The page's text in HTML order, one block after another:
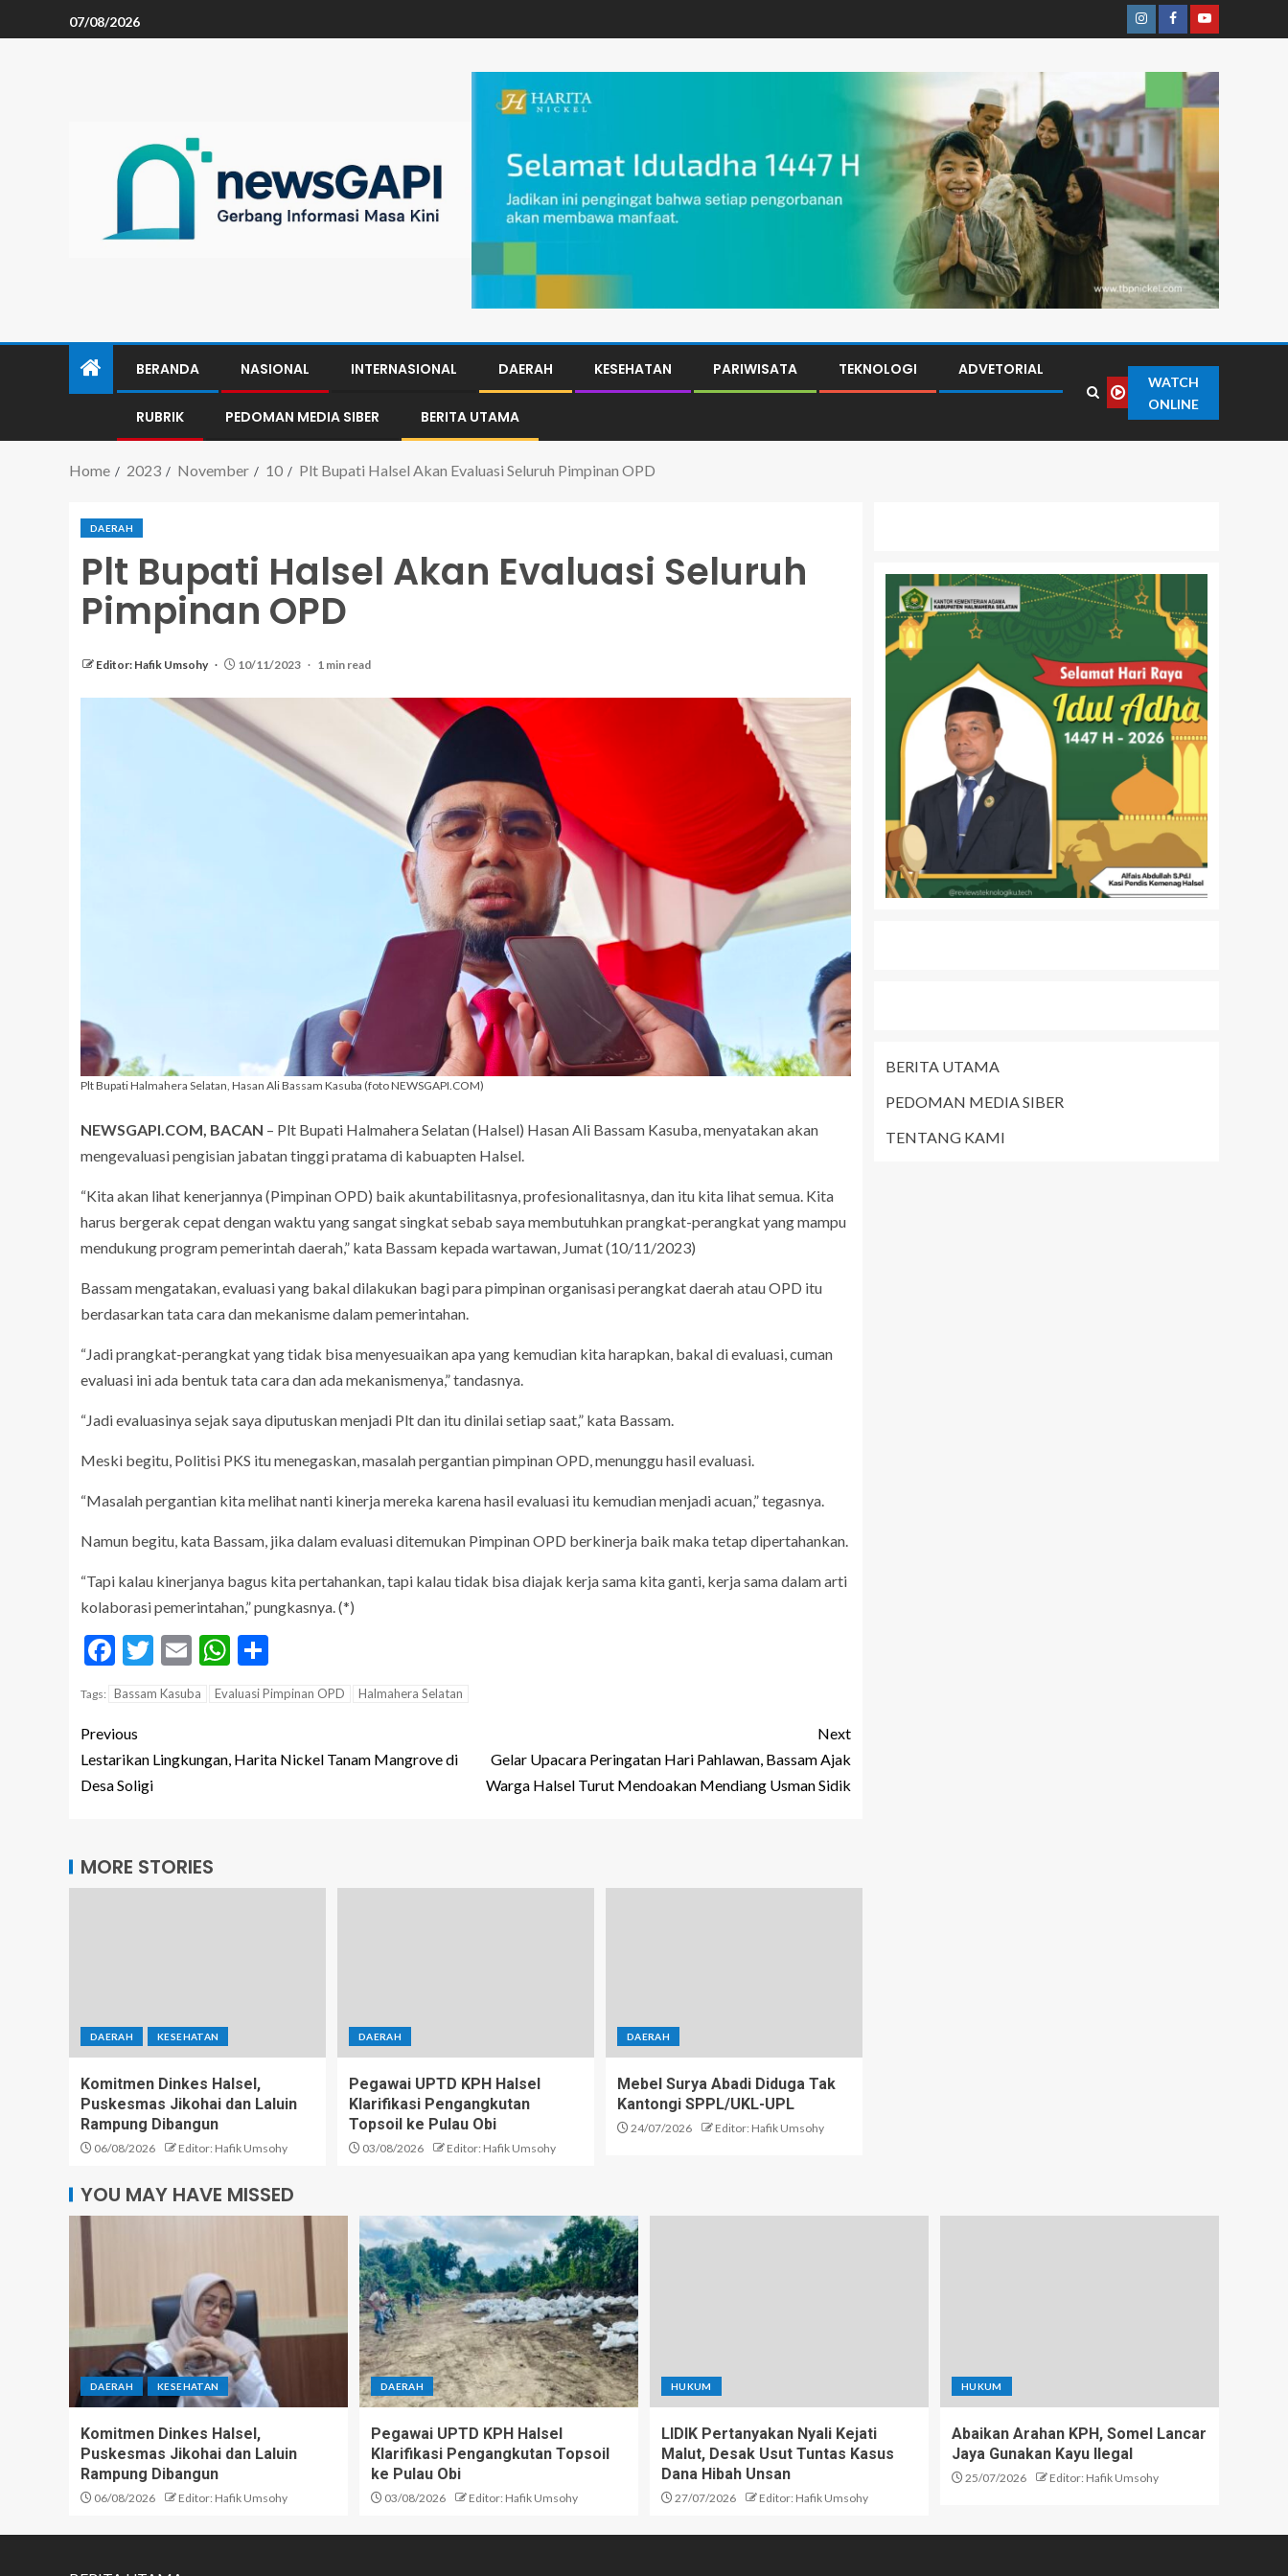
07/08/2026
BERANDA NASIONAL INTERNASIONAL DAERAH KESEHATAN PARIWISATA TEKNOLOGI ADVETORIAL
RUBRIK PEDOMAN MEDIA SIBER BERITA UTAMA
WATCH
ONLINE
Home 2023 November 10 Plt Bupati Halsel Akan Evaluasi Seluruh Pimpinan OPD
DAERAH
Plt Bupati Halsel Akan Evaluasi Seluruh
Pimpinan OPD
Editor: Hafik Umsohy 10/11/2023 1 min read
Plt Bupati Halmahera Selatan, Hasan Ali Bassam Kasuba (foto NEWSGAPI.COM)
NEWSGAPI.COM, BACAN – Plt Bupati Halmahera Selatan (Halsel) Hasan Ali Bassam Kasuba, menyatakan akan
mengevaluasi pengisian jabatan tinggi pratama di kabuapten Halsel.
“Kita akan lihat kenerjannya (Pimpinan OPD) baik akuntabilitasnya, profesionalitasnya, dan itu kita lihat semua. Kita
harus bergerak cepat dengan waktu yang sangat singkat sebab saya membutuhkan prangkat-perangkat yang mampu
mendukung program pemerintah daerah,” kata Bassam kepada wartawan, Jumat (10/11/2023)
Bassam mengatakan, evaluasi yang bakal dilakukan bagi para pimpinan organisasi perangkat daerah atau OPD itu
berdasarkan tata cara dan mekanisme dalam pemerintahan.
“Jadi prangkat-perangkat yang tidak bisa menyesuaikan apa yang kemudian kita harapkan, bakal di evaluasi, cuman
evaluasi ini ada bentuk tata cara dan ada mekanismenya,” tandasnya.
“Jadi evaluasinya sejak saya diputuskan menjadi Plt dan itu dinilai setiap saat,” kata Bassam.
Meski begitu, Politisi PKS itu menegaskan, masalah pergantian pimpinan OPD, menunggu hasil evaluasi.
“Masalah pergantian kita melihat nanti kinerja mereka karena hasil evaluasi itu kemudian menjadi acuan,” tegasnya.
Namun begitu, kata Bassam, jika dalam evaluasi ditemukan Pimpinan OPD berkinerja baik maka tetap dipertahankan.
“Tapi kalau kinerjanya bagus kita pertahankan, tapi kalau tidak bisa diajak kerja sama kita ganti, kerja sama dalam arti
kolaborasi pemerintahan,” pungkasnya. (*)
Facebook
Twitter
EmailWhatsApp
Tags: Bassam Kasuba Evaluasi Pimpinan OPD Halmahera Selatan
Previous
Lestarikan Lingkungan, Harita Nickel Tanam Mangrove di
Desa Soligi
Next
Gelar Upacara Peringatan Hari Pahlawan, Bassam Ajak
Warga Halsel Turut Mendoakan Mendiang Usman Sidik
MORE STORIES
DAERAH KESEHATAN
Komitmen Dinkes Halsel,
Puskesmas Jikohai dan Laluin
Rampung Dibangun
06/08/2026 Editor: Hafik Umsohy
DAERAH
Pegawai UPTD KPH Halsel
Klarifikasi Pengangkutan
Topsoil ke Pulau Obi
03/08/2026 Editor: Hafik Umsohy
DAERAH
Mebel Surya Abadi Diduga Tak
Kantongi SPPL/UKL-UPL
24/07/2026 Editor: Hafik Umsohy
BERITA UTAMA
PEDOMAN MEDIA SIBER
TENTANG KAMI
YOU MAY HAVE MISSED
DAERAH KESEHATAN
Komitmen Dinkes Halsel,
Puskesmas Jikohai dan Laluin
Rampung Dibangun
06/08/2026 Editor: Hafik Umsohy
DAERAH
Pegawai UPTD KPH Halsel
Klarifikasi Pengangkutan Topsoil
ke Pulau Obi
03/08/2026 Editor: Hafik Umsohy
HUKUM
LIDIK Pertanyakan Nyali Kejati
Malut, Desak Usut Tuntas Kasus
Dana Hibah Unsan
27/07/2026 Editor: Hafik Umsohy
HUKUM
Abaikan Arahan KPH, Somel Lancar
Jaya Gunakan Kayu Ilegal
25/07/2026 Editor: Hafik Umsohy